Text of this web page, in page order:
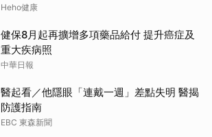
Heho健康
健保8月起再擴增多項藥品給付 提升癌症及
重大疾病照
中華日報
醫起看／他隱眼「連戴一週」差點失明 醫揭
防護指南
EBC 東森新聞